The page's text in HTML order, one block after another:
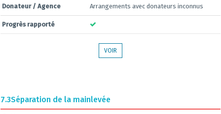
Donateur / Agence Arrangements avec donateurs inconnus
Progrès rapporté
VOIR
7.3Séparation de la mainlevée